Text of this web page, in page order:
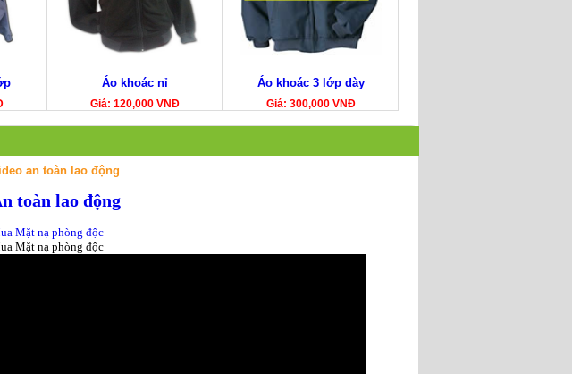
Áo khoác nỉ
Giá: 120,000 VNĐ
Áo khoác 3 lớp dày
Giá: 300,000 VNĐ
an toàn lao động
toàn lao động
Mặt nạ phòng độc
Mặt nạ phòng độc